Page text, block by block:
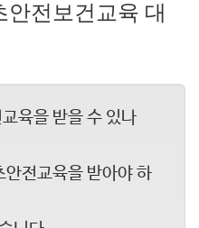
전보건교육 대
육을 받을 수 있나
전교육을 받아야 하